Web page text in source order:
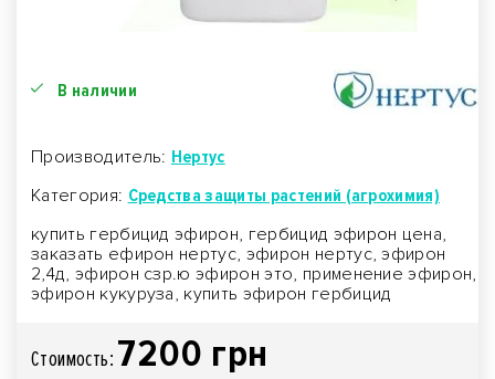
В наличии
Производитель: Нертус
Категория: Средства защиты растений (агрохимия)
купить гербицид эфирон, гербицид эфирон цена,
заказать ефирон нертус, эфирон нертус, эфирон
2,4д, эфирон сзр.ю эфирон это, применение эфирон,
эфирон кукуруза, купить эфирон гербицид
Стоимость: 7200 грн